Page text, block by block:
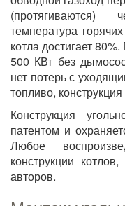
(протягиваются)
температура
котла достигает
500 КВт без
нет потерь с
топливо,
Конструкция
патентом и
Любое
конструкции
авторов.